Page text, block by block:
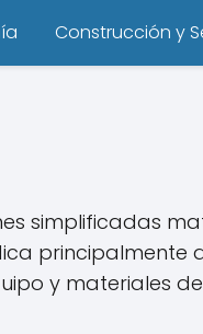
Construcción y
simplificadas
y materiales